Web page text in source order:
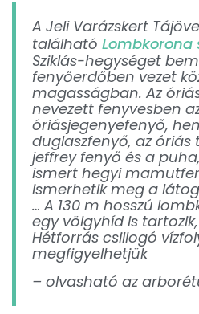
A Jeli Varázskert
található Lombkorona
Sziklás-hegységet
fenyőerdőben vezet
magasságban. Az
nevezett fenyvesben
óriásjegenyefenyő,
duglaszfenyő, az
jeffrey fenyő és a
ismert hegyi
ismerhetik meg a
… A 130 m hosszú
egy völgyhíd is
Hétforrás csillogó
megfigyelhetjük
– olvasható az